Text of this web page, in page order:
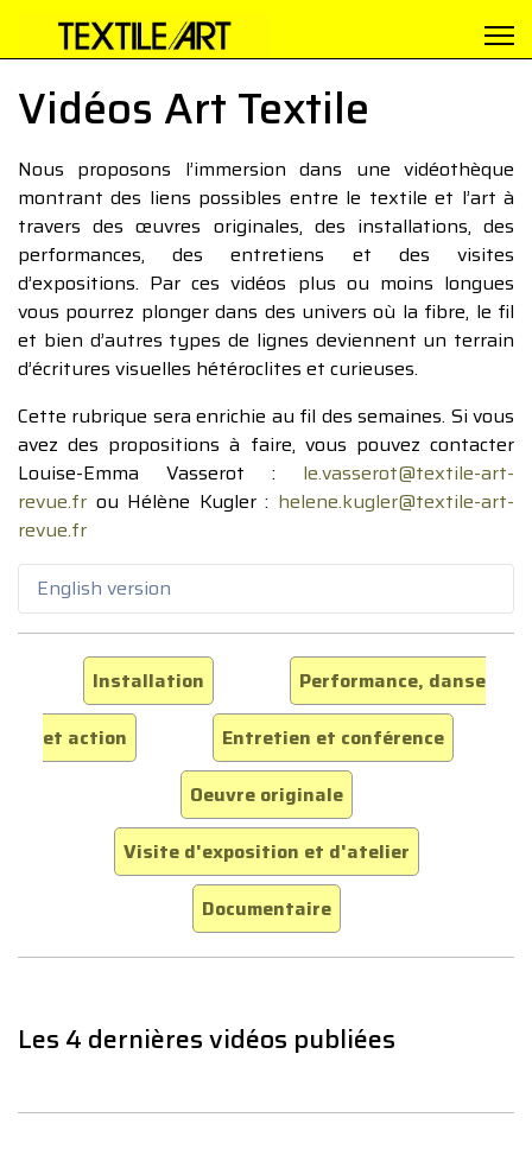
Vidéos Art Textile
Nous proposons l’immersion dans une vidéothèque
montrant des liens possibles entre le textile et l’art à
travers des œuvres originales, des installations, des
performances, des entretiens et des visites
d’expositions. Par ces vidéos plus ou moins longues
vous pourrez plonger dans des univers où la fibre, le fil
et bien d’autres types de lignes deviennent un terrain
d’écritures visuelles hétéroclites et curieuses.
Cette rubrique sera enrichie au fil des semaines. Si vous
avez des propositions à faire, vous pouvez contacter
Louise-Emma Vasserot : le.vasserot@textile-art-
revue.fr ou Hélène Kugler : helene.kugler@textile-art-
revue.fr
English version
Installation
Performance, danse
et action
Entretien et conférence
Oeuvre originale
Visite d'exposition et d'atelier
Documentaire
Les 4 dernières vidéos publiées